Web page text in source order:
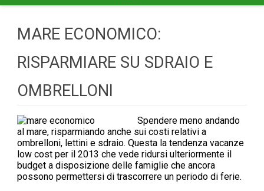
MARE ECONOMICO:
RISPARMIARE SU SDRAIO E
OMBRELLONI
Spendere meno andando
al mare, risparmiando anche sui costi relativi a
ombrelloni, lettini e sdraio. Questa la tendenza vacanze
low cost per il 2013 che vede ridursi ulteriormente il
budget a disposizione delle famiglie che ancora
possono permettersi di trascorrere un periodo di ferie.